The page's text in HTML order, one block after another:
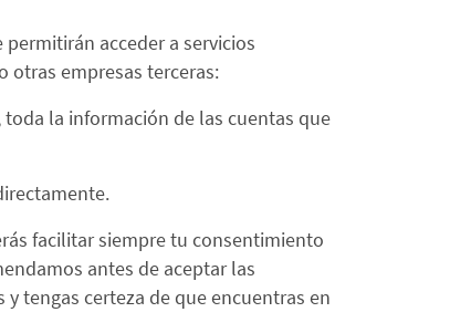
acceder a servicios
otras empresas terceras:
la información de las cuentas que
facilitar siempre tu consentimiento
antes de aceptar las
tengas certeza de que encuentras en